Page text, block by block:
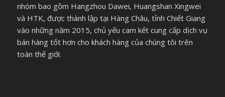
nhóm bao gồm Hangzhou Dawei, Huangshan Xingwei
và HTK, được thành lập tại Hàng Châu, tỉnh Chiết Giang
vào những năm 2015, chủ yếu cam kết cung cấp dịch vụ
bán hàng tốt hơn cho khách hàng của chúng tôi trên
toàn thế giới.